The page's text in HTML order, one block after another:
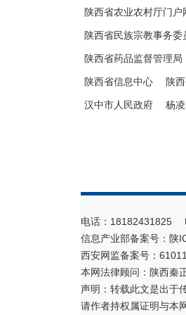
陕西省农业农村厅门户
陕西省民族宗教事务委
陕西省药品监督管理局
陕西省信息中心 陕
汉中市人民政府 杨
电话：18182431825
信息产业部备案号： 陕
西安网监备案号：
本网法律顾问：陕西秦
声明：转载此文是出于
请作者持权属证明与本